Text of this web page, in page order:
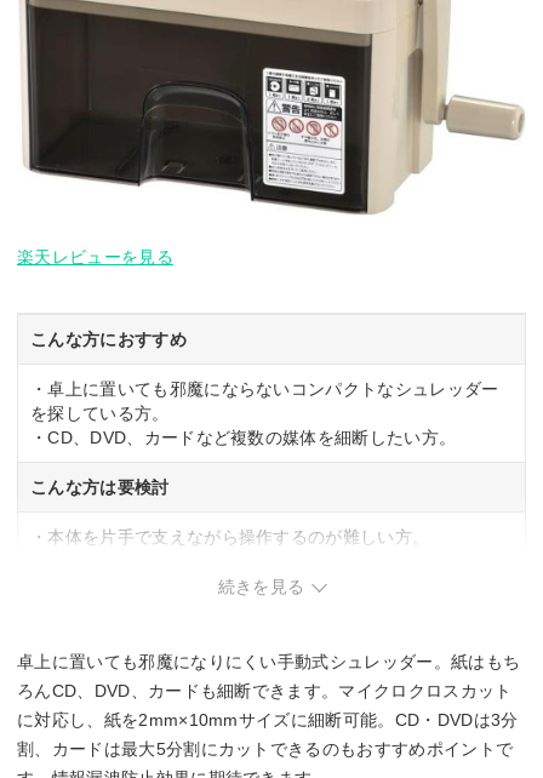
楽天レビューを見る
こんな方におすすめ
・卓上に置いても邪魔にならないコンパクトなシュレッダー
を探している方。
・CD、DVD、カードなど複数の媒体を細断したい方。
こんな方は要検討
・本体を片手で支えながら操作するのが難しい方。
続きを見る
卓上に置いても邪魔になりにくい手動式シュレッダー。紙はもち
ろんCD、DVD、カードも細断できます。マイクロクロスカット
に対応し、紙を2mm×10mmサイズに細断可能。CD・DVDは3分
割、カードは最大5分割にカットできるのもおすすめポイントで